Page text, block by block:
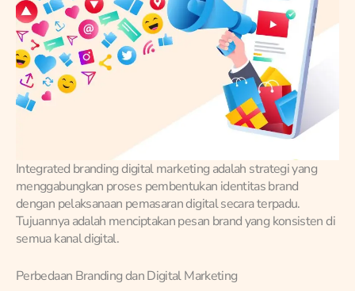
Integrated branding digital marketing adalah strategi yang
menggabungkan proses pembentukan identitas brand
dengan pelaksanaan pemasaran digital secara terpadu.
Tujuannya adalah menciptakan pesan brand yang konsisten di
semua kanal digital.
Perbedaan Branding dan Digital Marketing